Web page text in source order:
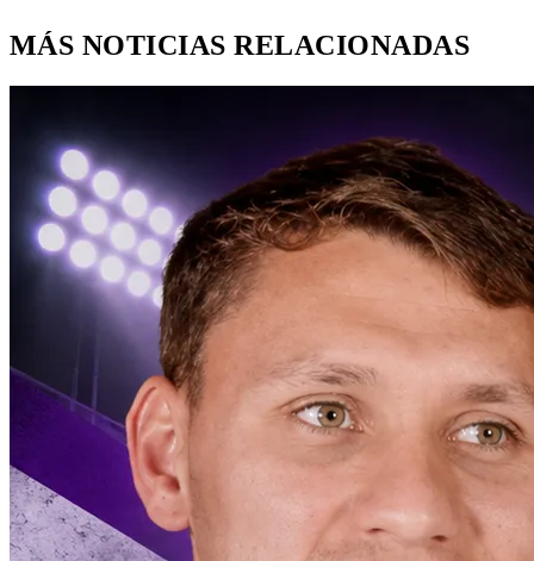
MÁS NOTICIAS RELACIONADAS